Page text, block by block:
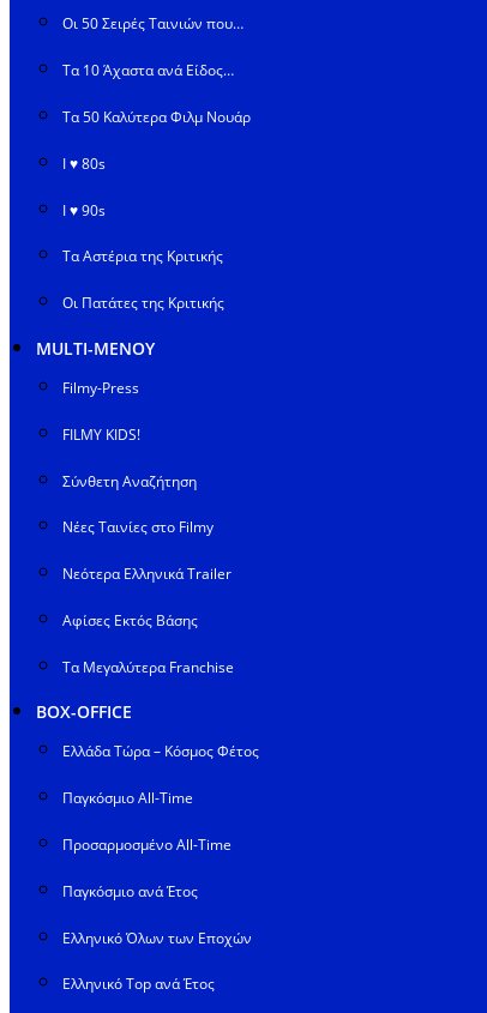
Οι 50 Σειρές Ταινιών που…
Τα 10 Άχαστα ανά Είδος…
Τα 50 Καλύτερα Φιλμ Νουάρ
I ♥ 80s
I ♥ 90s
Τα Αστέρια της Κριτικής
Οι Πατάτες της Κριτικής
MULTI-ΜΕΝΟΥ
Filmy-Press
FILMY KIDS!
Σύνθετη Αναζήτηση
Νέες Ταινίες στο Filmy
Νεότερα Ελληνικά Trailer
Αφίσες Εκτός Βάσης
Τα Μεγαλύτερα Franchise
BOX-OFFICE
Ελλάδα Τώρα – Κόσμος Φέτος
Παγκόσμιο All-Time
Προσαρμοσμένο All-Time
Παγκόσμιο ανά Έτος
Ελληνικό Όλων των Εποχών
Ελληνικό Top ανά Έτος